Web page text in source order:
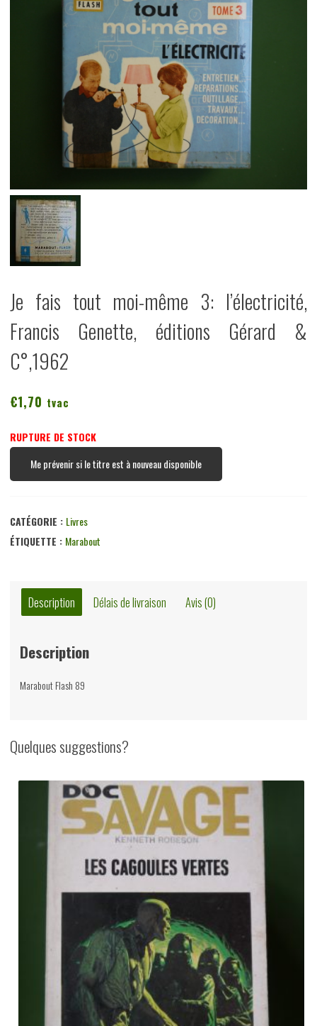
Je fais tout moi-même 3: l’électricité,
Francis Genette, éditions Gérard &
C°,1962
€1,70 tvac
RUPTURE DE STOCK
Me prévenir si le titre est à nouveau disponible
CATÉGORIE : Livres
ÉTIQUETTE : Marabout
Description Délais de livraison Avis (0)
Description
Marabout Flash 89
Quelques suggestions?